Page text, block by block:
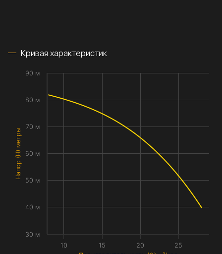
Кривая характеристик
Напор (H) метры
10 15 20 25
30 м
40 м
50 м
60 м
70 м
80 м
90 м